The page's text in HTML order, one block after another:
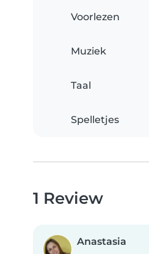
Voorlezen
Muziek
Taal
Spelletjes
1 Review
Anastasia